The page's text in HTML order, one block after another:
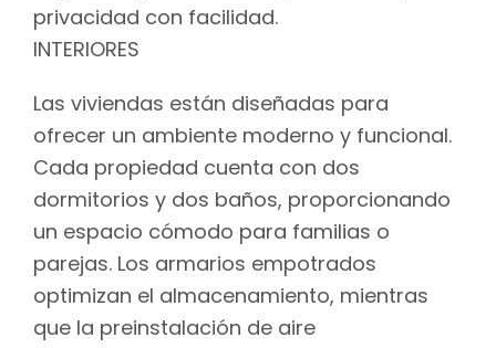
privacidad con facilidad.
INTERIORES
Las viviendas están diseñadas para
ofrecer un ambiente moderno y funcional.
Cada propiedad cuenta con dos
dormitorios y dos baños, proporcionando
un espacio cómodo para familias o
parejas. Los armarios empotrados
optimizan el almacenamiento, mientras
que la preinstalación de aire